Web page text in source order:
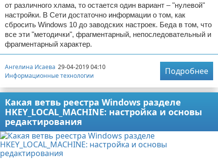
от различного хлама, то остается один вариант – "нулевой"
настройки. В Сети достаточно информации о том, как
сбросить Windows 10 до заводских настроек. Беда в том, что
все эти "методички", фрагментарный, непоследовательный и
фрагментарный характер.
Ангелина Исаева 29-04-2019 04:10
Информационные технологии
Подробнее
Какая ветвь реестра Windows разделе
HKEY_LOCAL_MACHINE: настройка и основы
редактирования